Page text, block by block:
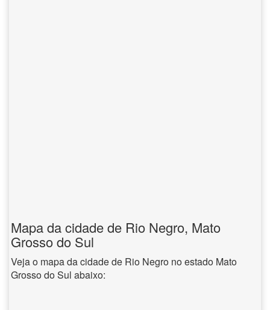
Mapa da cidade de Rio Negro, Mato
Grosso do Sul
Veja o mapa da cidade de Rio Negro no estado Mato
Grosso do Sul abaixo: